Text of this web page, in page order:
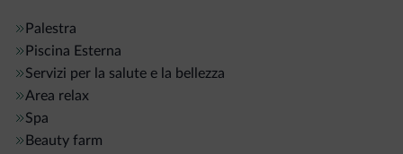
Palestra
Piscina Esterna
Servizi per la salute e la bellezza
Area relax
Spa
Beauty farm